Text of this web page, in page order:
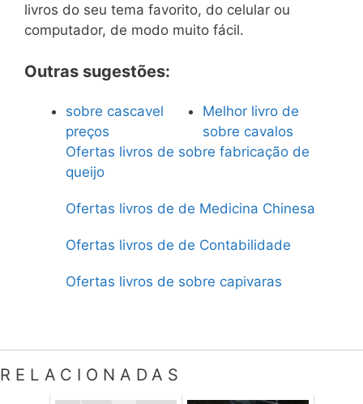
livros do seu tema favorito, do celular ou
computador, de modo muito fácil.
Outras sugestões:
sobre cascavel
preços
Melhor livro de
sobre cavalos
Ofertas livros de sobre fabricação de
queijo
Ofertas livros de de Medicina Chinesa
Ofertas livros de de Contabilidade
Ofertas livros de sobre capivaras
RELACIONADAS